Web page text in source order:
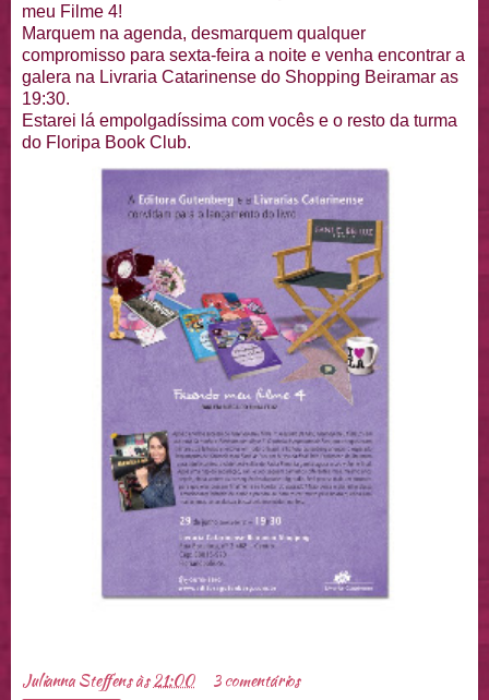
meu Filme 4!
Marquem na agenda, desmarquem qualquer
compromisso para sexta-feira a noite e venha encontrar a
galera na Livraria Catarinense do Shopping Beiramar as
19:30.
Estarei lá empolgadíssima com vocês e o resto da turma
do Floripa Book Club.
Julianna Steffensàs21:00 3 comentários